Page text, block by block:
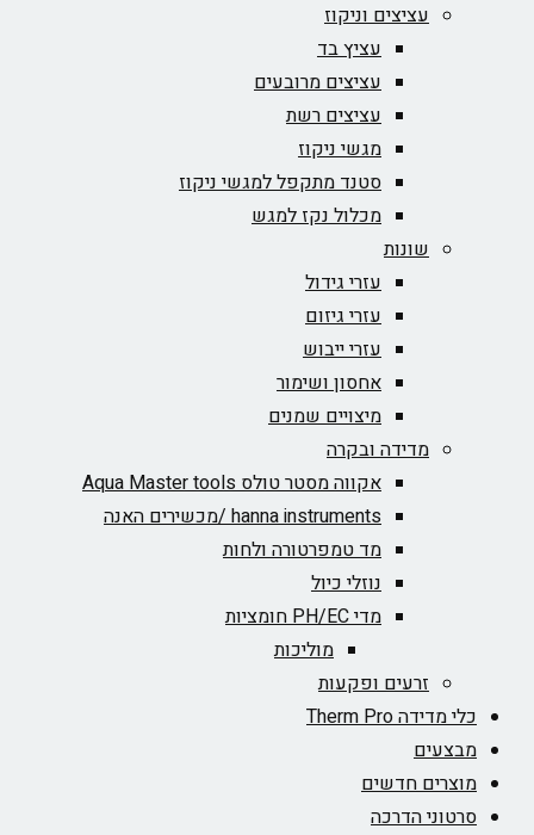
עציצים וניקוז
עציץ בד
עציצים מרובעים
עציצים רשת
מגשי ניקוז
סטנד מתקפל למגשי ניקוז
מכלול נקז למגש
שונות
עזרי גידול
עזרי גיזום
עזרי ייבוש
אחסון ושימור
מיצויים שמנים
מדידה ובקרה
אקווה מסטר טולס Aqua Master tools
hanna instruments /מכשירים האנה
מד טמפרטורה ולחות
נוזלי כיול
מדי PH/EC חומציות
מוליכות
זרעים ופקעות
כלי מדידה Therm Pro
מבצעים
מוצרים חדשים
סרטוני הדרכה